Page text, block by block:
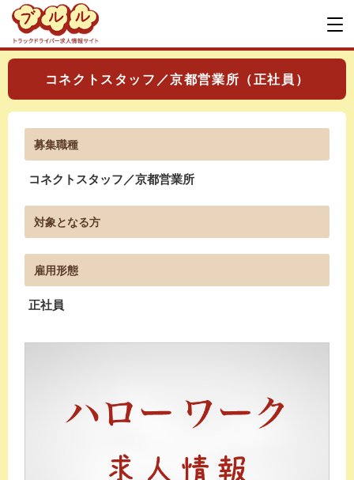
コネクトスタッフ／京都営業所（正社員）
募集職種
コネクトスタッフ／京都営業所
対象となる方
雇用形態
正社員